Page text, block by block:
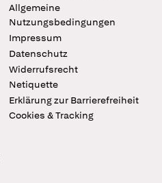
Allgemeine
Nutzungsbedingungen
Impressum
Datenschutz
Widerrufsrecht
Netiquette
Erklärung zur Barrierefreiheit
Cookies & Tracking